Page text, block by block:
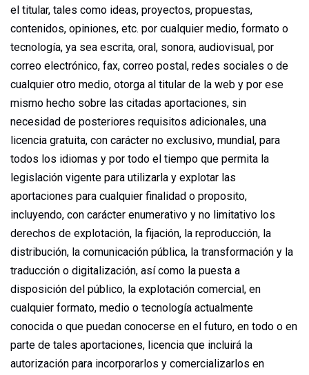
el titular, tales como ideas, proyectos, propuestas,
contenidos, opiniones, etc. por cualquier medio, formato o
tecnología, ya sea escrita, oral, sonora, audiovisual, por
correo electrónico, fax, correo postal, redes sociales o de
cualquier otro medio, otorga al titular de la web y por ese
mismo hecho sobre las citadas aportaciones, sin
necesidad de posteriores requisitos adicionales, una
licencia gratuita, con carácter no exclusivo, mundial, para
todos los idiomas y por todo el tiempo que permita la
legislación vigente para utilizarla y explotar las
aportaciones para cualquier finalidad o proposito,
incluyendo, con carácter enumerativo y no limitativo los
derechos de explotación, la fijación, la reproducción, la
distribución, la comunicación pública, la transformación y la
traducción o digitalización, así como la puesta a
disposición del público, la explotación comercial, en
cualquier formato, medio o tecnología actualmente
conocida o que puedan conocerse en el futuro, en todo o en
parte de tales aportaciones, licencia que incluirá la
autorización para incorporarlos y comercializarlos en